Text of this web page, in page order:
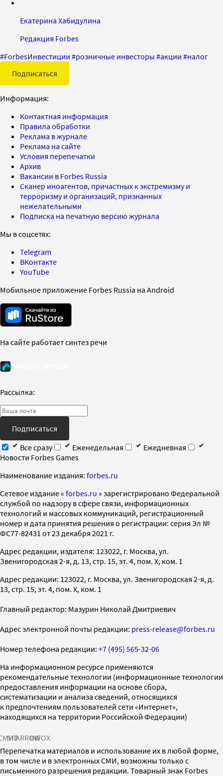
Екатерина Хабидулина
Редакция Forbes
#ForbesИнвестиции #розничные инвесторы #акции #налог
Подписаться
Информация:
Контактная информация
Правила обработки
Реклама в журнале
Реклама на сайте
Условия перепечатки
Архив
Вакансии в Forbes Russia
Сканер иноагентов, причастных к экстремизму и
терроризму и организаций, признанных
нежелательными
Подписка на печатную версию журнала
Мы в соцсетях:
Telegram
ВКонтакте
YouTube
Мобильное приложение Forbes Russia на Android
На сайте работает синтез речи
Рассылка:
Подписаться
Все сразу
Еженедельная
Ежедневная
Новости Forbes Games
Наименование издания: forbes.ru
Cетевое издание « forbes.ru » зарегистрировано Федеральной
службой по надзору в сфере связи, информационных
технологий и массовых коммуникаций, регистрационный
номер и дата принятия решения о регистрации: серия Эл №
ФС77-82431 от 23 декабря 2021 г.
Адрес редакции, издателя: 123022, г. Москва, ул.
Звенигородская 2-я, д. 13, стр. 15, эт. 4, пом. X, ком. 1
Адрес редакции: 123022, г. Москва, ул. Звенигородская 2-я, д.
13, стр. 15, эт. 4, пом. X, ком. 1
Главный редактор: Мазурин Николай Дмитриевич
Адрес электронной почты редакции: press-release@forbes.ru
Номер телефона редакции: +7 (495) 565-32-06
На информационном ресурсе применяются
рекомендательные технологии (информационные технологии
предоставления информации на основе сбора,
систематизации и анализа сведений, относящихся
к предпочтениям пользователей сети «Интернет»,
находящихся на территории Российской Федерации)
SPARROWINFOX
Перепечатка материалов и использование их в любой форме,
в том числе и в электронных СМИ, возможны только с
письменного разрешения редакции. Товарный знак Forbes